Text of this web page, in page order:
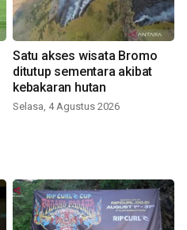
Satu akses wisata Bromo
ditutup sementara akibat
kebakaran hutan
Selasa, 4 Agustus 2026